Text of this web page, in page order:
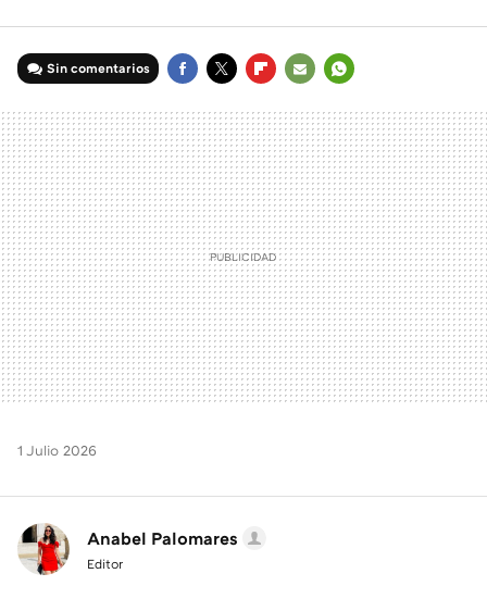
Sin comentarios
MAIL
1 Julio 2026
Anabel Palomares
Editor